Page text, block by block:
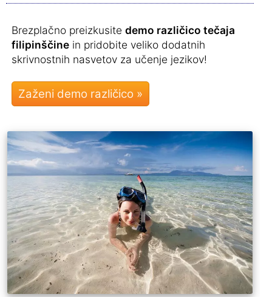
Brezplačno preizkusite demo različico tečaja
filipinščine in pridobite veliko dodatnih
skrivnostnih nasvetov za učenje jezikov!